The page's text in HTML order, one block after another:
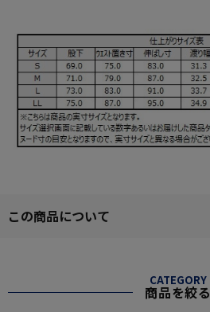
この商品について
CATEGORY
商品を絞る